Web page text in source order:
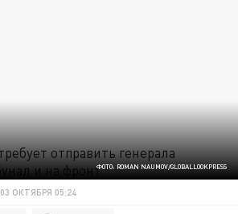
ФОТО: ROMAN NAUMOV/GLOBALLOOKPRESS
03 ОКТЯБРЯ 05:24